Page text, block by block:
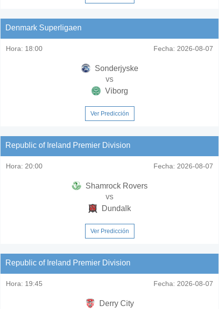
Denmark Superligaen
Hora: 18:00 Fecha: 2026-08-07
Sonderjyske
vs
Viborg
Ver Predicción
Republic of Ireland Premier Division
Hora: 20:00 Fecha: 2026-08-07
Shamrock Rovers
vs
Dundalk
Ver Predicción
Republic of Ireland Premier Division
Hora: 19:45 Fecha: 2026-08-07
Derry City